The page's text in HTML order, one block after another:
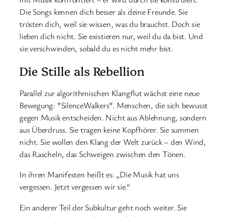
Die Songs kennen dich besser als deine Freunde. Sie
trösten dich, weil sie wissen, was du brauchst. Doch sie
lieben dich nicht. Sie existieren nur, weil du da bist. Und
sie verschwinden, sobald du es nicht mehr bist.
Die Stille als Rebellion
Parallel zur algorithmischen Klangflut wächst eine neue
Bewegung: *SilenceWalkers*. Menschen, die sich bewusst
gegen Musik entscheiden. Nicht aus Ablehnung, sondern
aus Überdruss. Sie tragen keine Kopfhörer. Sie summen
nicht. Sie wollen den Klang der Welt zurück – den Wind,
das Rascheln, das Schweigen zwischen den Tönen.
In ihren Manifesten heißt es: „Die Musik hat uns
vergessen. Jetzt vergessen wir sie.“
Ein anderer Teil der Subkultur geht noch weiter. Sie